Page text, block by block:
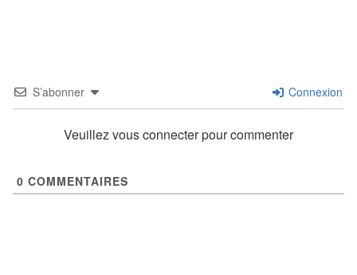
S’abonner Connexion
Veuillez vous connecter pour commenter
0 COMMENTAIRES